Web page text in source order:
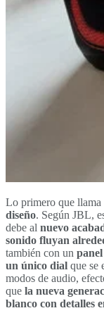
Lo primero que llama
diseño. Según JBL,
debe al nuevo
sonido fluyan
también con un
un único dial que se
modos de audio,
que la nueva
blanco con detalles